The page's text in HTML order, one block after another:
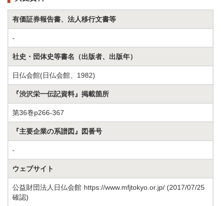
有価証券報告書、法人移行文書等
-
社史・団体史等書名（出版者、出版年）
日仏会館(日仏会館、1982)
『渋沢栄一伝記資料』掲載箇所
第36巻p266-367
『主要企業の系譜図』図番号
-
ウェブサイト
公益財団法人日仏会館 https://www.mfjtokyo.or.jp/ (2017/07/25
確認)